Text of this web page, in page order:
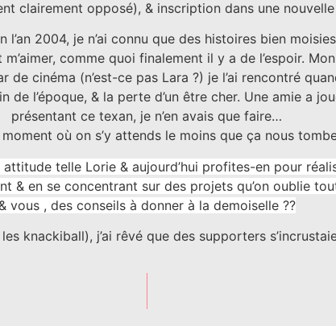
clairement opposé), & inscription dans une
2004, je n’ai connu que des histoires bien
comme quoi finalement il y a de l’espoir.
cinéma (n’est-ce pas Lara ?) je l’ai rencontré
de l’époque, & la perte d’un être cher. Une amie a
présentant ce texan, je n’en avais que faire…
moment où on s’y attends le moins que ça nous
telle Lorie & aujourd’hui profites-en pour
& en se concentrant sur des projets qu’on oublie
vous , des conseils à donner à la demoiselle ??
knackiball), j’ai rêvé que des supporters